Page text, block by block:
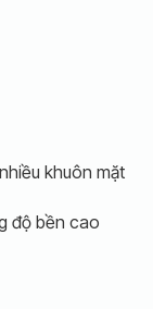
khuôn mặt
độ bền cao